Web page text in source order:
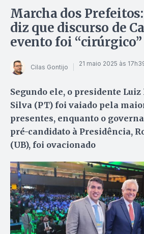
Marcha dos
diz que discurso de
evento foi “cirúrgico”
Cilas Gontijo 21 maio 2025 às
Segundo ele, o presidente
Silva (PT) foi vaiado pela
presentes, enquanto o
pré-candidato à Presidência,
(UB), foi ovacionado